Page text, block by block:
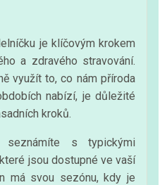
je klíčovým krokem
a zdravého stravování.
využít to, co nám příroda
nabízí, je důležité
kroků.
s typickými
jsou dostupné ve vaší
má svou sezónu, kdy je